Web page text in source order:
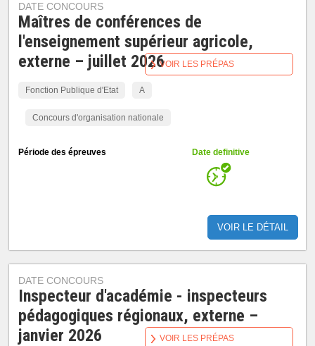
DATE CONCOURS
Maîtres de conférences de
l'enseignement supérieur agricole,
externe – juillet 2026
Fonction Publique d'Etat A
Concours d'organisation nationale
Période des épreuves Date definitive
VOIR LE DÉTAIL
VOIR LES PRÉPAS
DATE CONCOURS
Inspecteur d'académie - inspecteurs
pédagogiques régionaux, externe –
janvier 2026
VOIR LES PRÉPAS